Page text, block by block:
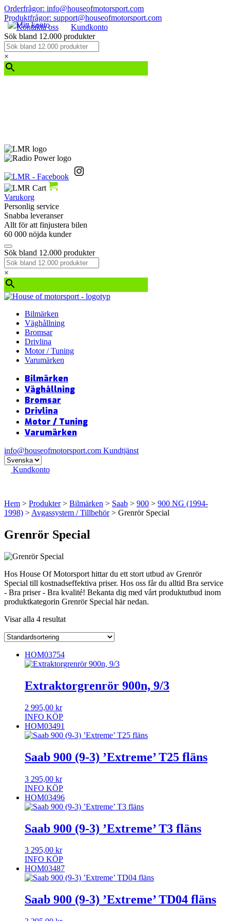
Orderfrågor: info@houseofmotorsport.com
Produktfrågor: support@houseofmotorsport.com
Kontakta oss
Kundkonto
Sök bland 12.000 produkter
×
Varukorg
Personlig service
Snabba leveranser
Allt för att finjustera bilen
60 000 nöjda kunder
Sök bland 12.000 produkter
×
Bilmärken
Väghållning
Bromsar
Drivlina
Motor / Tuning
Varumärken
Bilmärken
Väghållning
Bromsar
Drivlina
Motor / Tuning
Varumärken
info@houseofmotorsport.com Kundtjänst
Kundkonto
Hem > Produkter> Bilmärken > Saab > 900 > 900 NG (1994-
1998) > Avgassystem / Tillbehör> Grenrör Special
Grenrör Special
Hos House Of Motorsport hittar du ett stort utbud av Grenrör
Special till kostnadseffektiva priser. Hos oss får du alltid Bra service
- Bra priser - Bra kvalité! Bekanta dig med vårt produktutbud inom
produktkategorin Grenrör Special här nedan.
Visar alla 4 resultat
HOM03754
Extraktorgrenrör 900n, 9/3
2 995,00 kr
INFO KÖP
HOM03491
Saab 900 (9-3) ’Extreme’ T25 fläns
3 295,00 kr
INFO KÖP
HOM03496
Saab 900 (9-3) ’Extreme’ T3 fläns
3 295,00 kr
INFO KÖP
HOM03487
Saab 900 (9-3) ’Extreme’ TD04 fläns